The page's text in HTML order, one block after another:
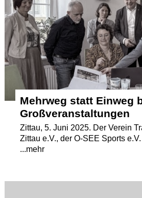
Kostenlos
Mehrweg statt Einweg
Großveranstaltungen
Zittau, 5. Juni 2025. Der Verein
Zittau e.V., der O-SEE Sports
...mehr